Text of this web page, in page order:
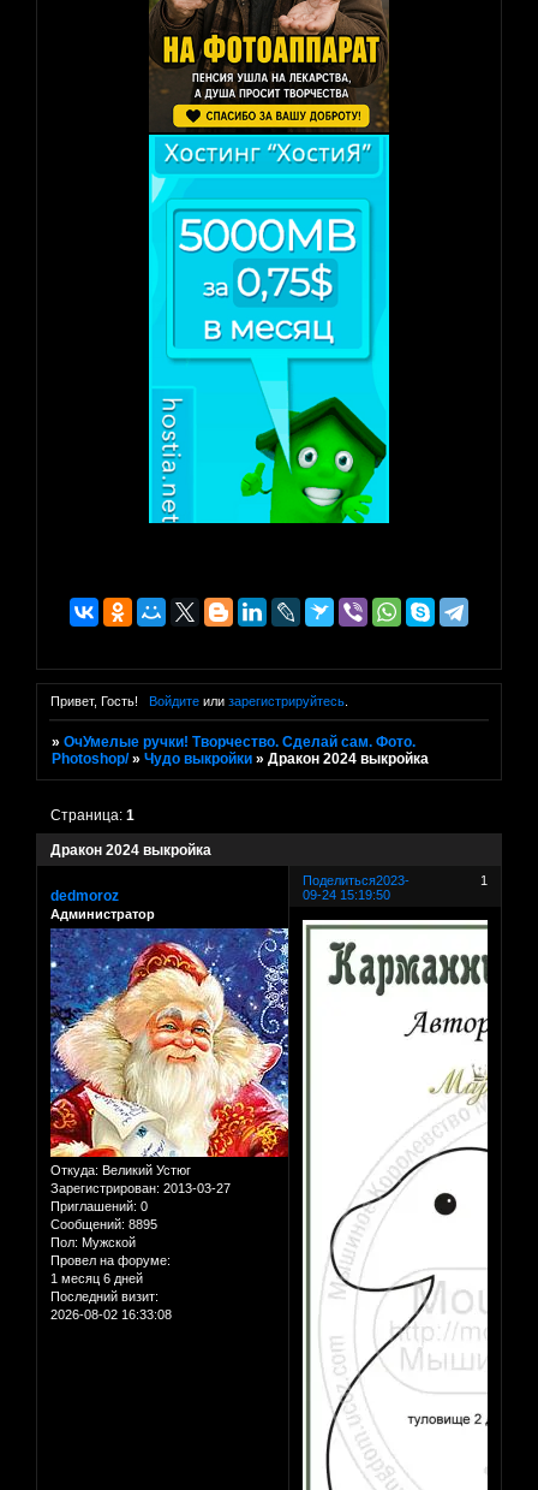
Привет, Гость! Войдитеили зарегистрируйтесь.
»ОчУмелые ручки! Творчество. Сделай сам. Фото.
Photoshop/ »Чудо выкройки »Дракон 2024 выкройка
Дракон 2024 выкройка
Страница:1
Поделиться 1
2023-
09-24 15:19:50
dedmoroz
Администратор
Откуда: Великий Устюг
Зарегистрирован: 2013-03-27
Приглашений: 0
Сообщений: 8895
Пол: Мужской
Провел на форуме:
1 месяц 6 дней
Последний визит:
2026-08-02 16:33:08